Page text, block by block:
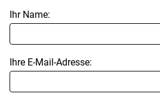
Ihr Name:
Ihre E-Mail-Adresse: